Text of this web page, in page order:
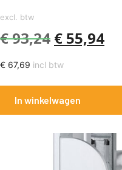
excl. btw
€93,24 € 55,94
€ 67,69 incl btw
In winkelwagen